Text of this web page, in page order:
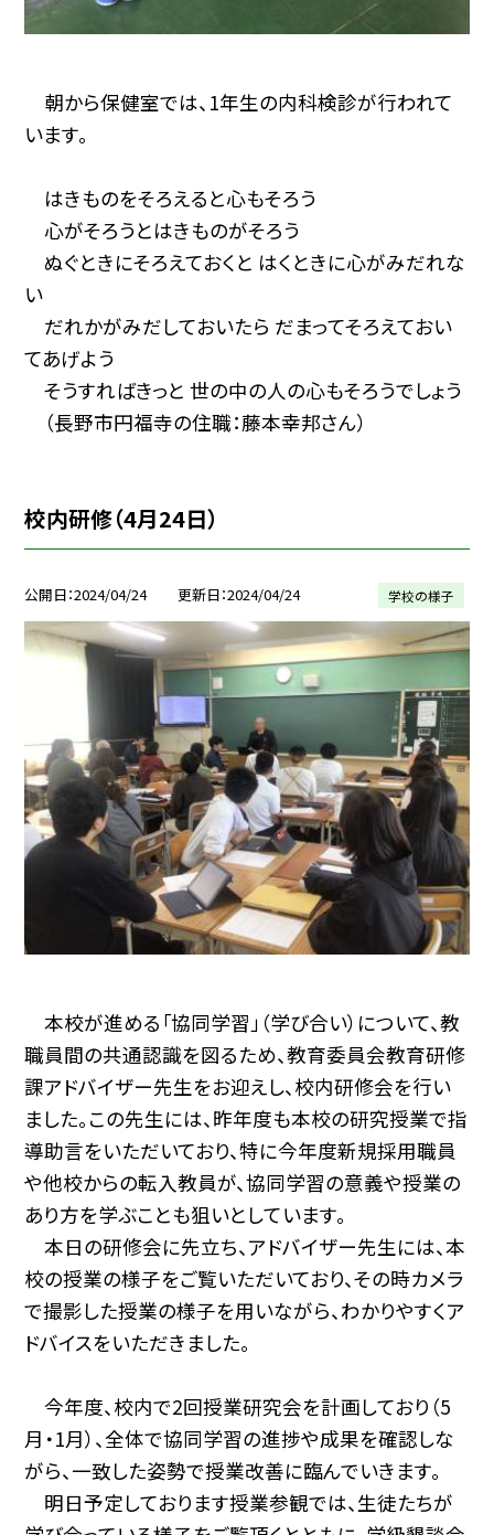
朝から保健室では、1年生の内科検診が行われて
います。
はきものをそろえると心もそろう
心がそろうとはきものがそろう
ぬぐときにそろえておくと はくときに心がみだれな
い
だれかがみだしておいたら だまってそろえておい
てあげよう
そうすればきっと 世の中の人の心もそろうでしょう
（長野市円福寺の住職：藤本幸邦さん）
校内研修（4月24日）
公開日 2024/04/24 更新日 2024/04/24 学校の様子
本校が進める「協同学習」（学び合い）について、教
職員間の共通認識を図るため、教育委員会教育研修
課アドバイザー先生をお迎えし、校内研修会を行い
ました。この先生には、昨年度も本校の研究授業で指
導助言をいただいており、特に今年度新規採用職員
や他校からの転入教員が、協同学習の意義や授業の
あり方を学ぶことも狙いとしています。
本日の研修会に先立ち、アドバイザー先生には、本
校の授業の様子をご覧いただいており、その時カメラ
で撮影した授業の様子を用いながら、わかりやすくア
ドバイスをいただきました。
今年度、校内で2回授業研究会を計画しており（5
月・1月）、全体で協同学習の進捗や成果を確認しな
がら、一致した姿勢で授業改善に臨んでいきます。
明日予定しております授業参観では、生徒たちが